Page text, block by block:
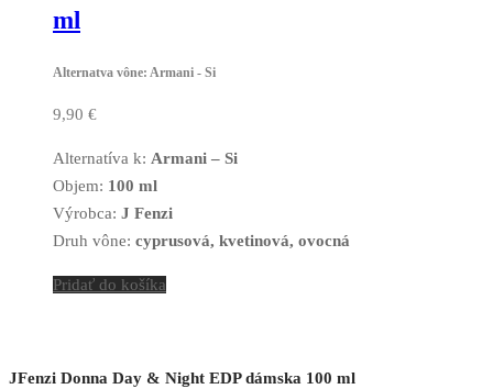
ml
Alternatva vône: Armani - Si
9,90 €
Alternatíva k: Armani – Si
Objem: 100 ml
Výrobca: J Fenzi
Druh vône: cyprusová, kvetinová, ovocná
Pridať do košíka
JFenzi Donna Day & Night EDP dámska 100 ml